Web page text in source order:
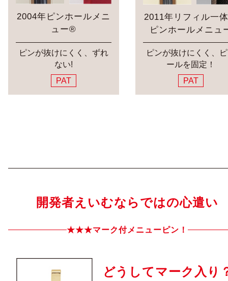
2004年ピンホールメニ
ュー®
ピンが抜けにくく、ずれ
ない!
PAT
2011年リフィル一
ピンホールメニュ
ピンが抜けにくく、
ールを固定！
PAT
開発者えいむならではの心遣い
★★★マーク付メニューピン！
どうしてマーク入り